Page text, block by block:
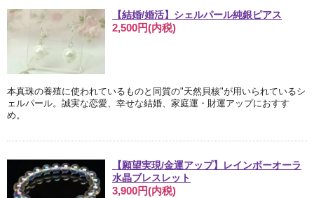
【結婚/婚活】シェルパール純銀ピアス
2,500円(内税)
本真珠の養殖に使われているものと同質の"天然貝核"が用いられているシ
ェルパール。誠実な恋愛、幸せな結婚、家庭運・財運アップにおすす
め。
【願望実現/金運アップ】レインボーオーラ
水晶ブレスレット
3,900円(内税)